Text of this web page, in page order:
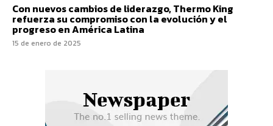
Con nuevos cambios de liderazgo, Thermo King
refuerza su compromiso con la evolución y el
progreso en América Latina
15 de enero de 2025